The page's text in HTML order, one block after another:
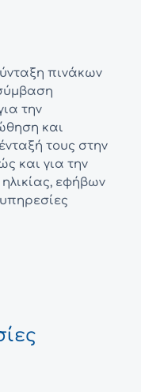
πινάκων
την
και
τους στην
και για την
εφήβων